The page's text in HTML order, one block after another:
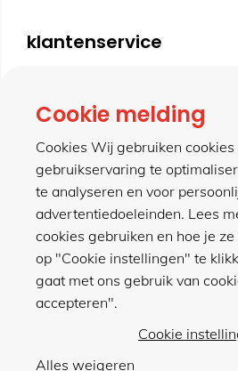
klantenservice
contact
meer van hillen
winkel
Cookie melding
Cookies Wij gebruiken cookies
gebruikservaring te
te analyseren en voor
advertentiedoeleinden. Lees
cookies gebruiken en hoe je
op "Cookie instellingen" te
gaat met ons gebruik van
accepteren".
Cookie
Alles weigeren